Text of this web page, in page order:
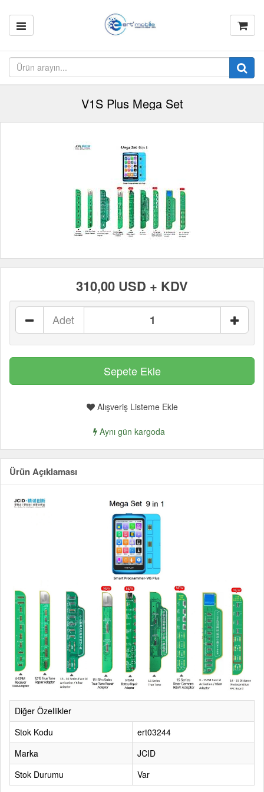
V1S Plus Mega Set
310,00 USD + KDV
Adet
Alışveriş Listeme Ekle
Aynı gün kargoda
Ürün Açıklaması
Diğer Özellikler
Stok Kodu
ert03244
Marka
JCID
Stok Durumu
Var